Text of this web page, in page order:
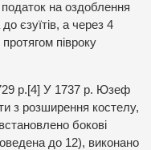
на оздоблення
єзуїтів, а через 4
півроку
р.[4] У 1737 р. Юзеф
з розширення костелу,
бокові
до 12), виконано